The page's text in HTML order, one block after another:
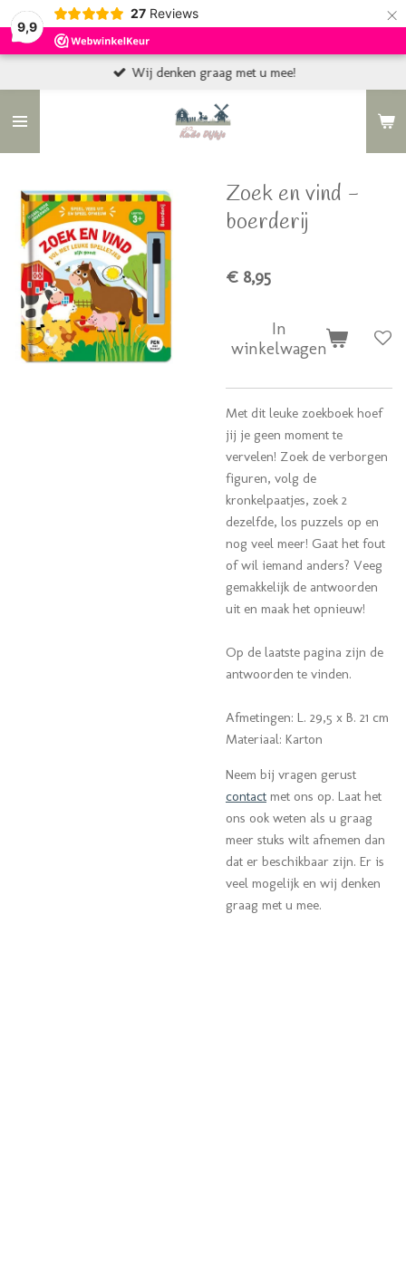
9,9
27 Reviews ×
Wij denken graag met u mee!
Zoek en vind -
boerderij
€ 8,95
In
winkelwagen
Met dit leuke zoekboek hoef
jij je geen moment te
vervelen! Zoek de verborgen
figuren, volg de
kronkelpaatjes, zoek 2
dezelfde, los puzzels op en
nog veel meer! Gaat het fout
of wil iemand anders? Veeg
gemakkelijk de antwoorden
uit en maak het opnieuw!
Op de laatste pagina zijn de
antwoorden te vinden.
Afmetingen: L. 29,5 x B. 21 cm
Materiaal: Karton
Neem bij vragen gerust
contact met ons op. Laat het
ons ook weten als u graag
meer stuks wilt afnemen dan
dat er beschikbaar zijn. Er is
veel mogelijk en wij denken
graag met u mee.